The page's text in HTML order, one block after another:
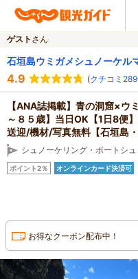
ゲスト さん
石垣島ウミガメシュノーケル
4.9 (クチコミ
【ANA誌掲載】青の洞窟×
～８５歳】当日OK【1日8便
送迎/機材/写真無料【石垣島
シュノーケリング・ボートシ
ポイント2％ オンラインカード決済可
お得なクーポン配布中！